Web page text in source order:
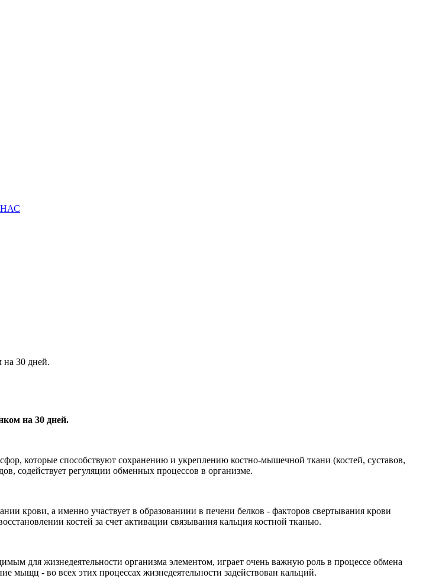
30 дней.
на 30 дней.
которые способствуют сохранению и укреплению костно-мышечной ткани (костей, суставов,
содействует регуляции обменных процессов в организме.
крови, а именно участвует в образованиии в печени белков - факторов свертывания крови
костей за счет активации связывания кальция костной тканью.
для жизнедеятельности организма элементом, играет очень важную роль в процессе обмена
мыщц - во всех этих процессах жизнедеятельности задействован кальций.